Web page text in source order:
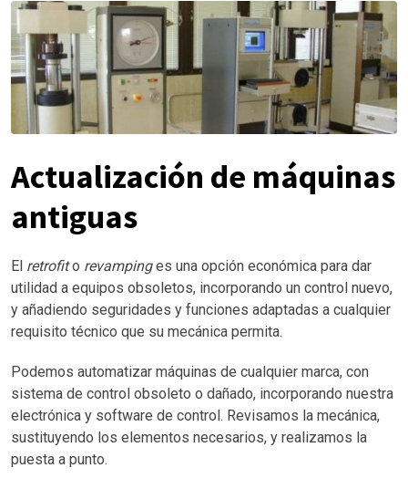
Actualización de máquinas
antiguas
El retrofito revampinges una opción económica para dar
utilidad a equipos obsoletos, incorporando un control nuevo,
y añadiendo seguridades y funciones adaptadas a cualquier
requisito técnico que su mecánica permita.
Podemos automatizar máquinas de cualquier marca, con
sistema de control obsoleto o dañado, incorporando nuestra
electrónica y software de control. Revisamos la mecánica,
sustituyendo los elementos necesarios, y realizamos la
puesta a punto.